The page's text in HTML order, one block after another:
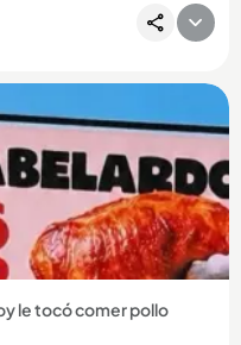
una oferta que cambiará
le tocó comer pollo